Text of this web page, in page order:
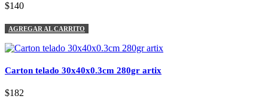
$140
AGREGAR AL CARRITO
Carton telado 30x40x0.3cm 280gr artix
$182